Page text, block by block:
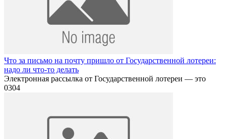
Что за письмо на почту пришло от Государственной лотереи:
надо ли что-то делать
Электронная рассылка от Государственной лотереи — это
0304